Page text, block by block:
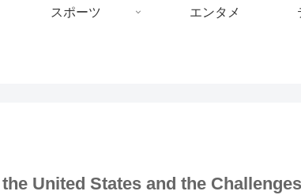
スポーツ エンタメ
United States and the